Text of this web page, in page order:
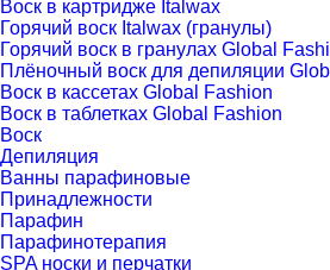
Воск в картридже Italwax
Горячий воск Italwax (гранулы)
Горячий воск в гранулах Global
Плёночный воск для депиляции
Воск в каcсетах Global Fashion
Воск в таблетках Global Fashion
Воск
Депиляция
Ванны парафиновые
Принадлежности
Парафин
Парафинотерапия
SPA носки и перчатки